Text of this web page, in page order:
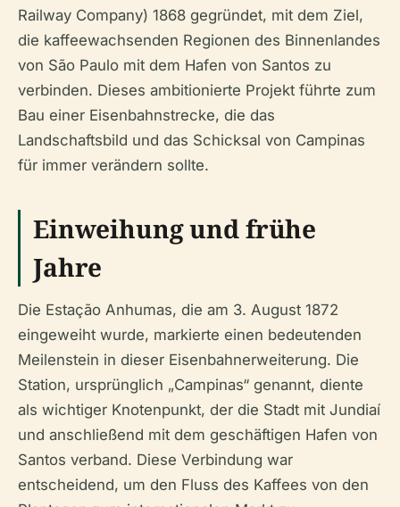
Railway Company) 1868 gegründet, mit dem Ziel,
die kaffeewachsenden Regionen des Binnenlandes
von São Paulo mit dem Hafen von Santos zu
verbinden. Dieses ambitionierte Projekt führte zum
Bau einer Eisenbahnstrecke, die das
Landschaftsbild und das Schicksal von Campinas
für immer verändern sollte.
Einweihung und frühe
Jahre
Die Estação Anhumas, die am 3. August 1872
eingeweiht wurde, markierte einen bedeutenden
Meilenstein in dieser Eisenbahnerweiterung. Die
Station, ursprünglich „Campinas“ genannt, diente
als wichtiger Knotenpunkt, der die Stadt mit Jundiaí
und anschließend mit dem geschäftigen Hafen von
Santos verband. Diese Verbindung war
entscheidend, um den Fluss des Kaffees von den